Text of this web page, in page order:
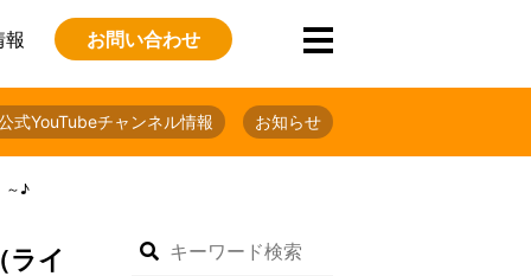
報 お問い合わせ
式YouTubeチャンネル情報 お知らせ
～♪
ライ